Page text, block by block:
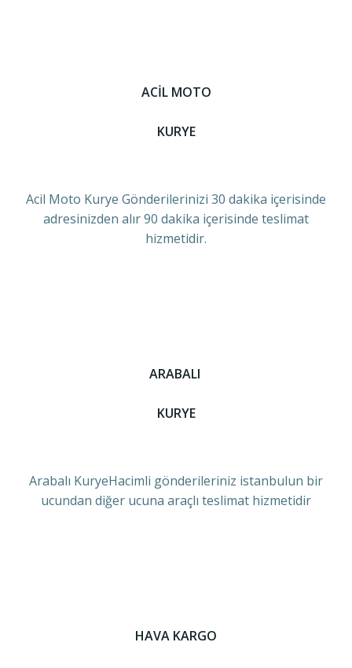
ACİL MOTO
KURYE
Acil Moto Kurye Gönderilerinizi 30 dakika içerisinde
adresinizden alır 90 dakika içerisinde teslimat
hizmetidir.
ARABALI
KURYE
Arabalı KuryeHacimli gönderileriniz istanbulun bir
ucundan diğer ucuna araçlı teslimat hizmetidir
HAVA KARGO